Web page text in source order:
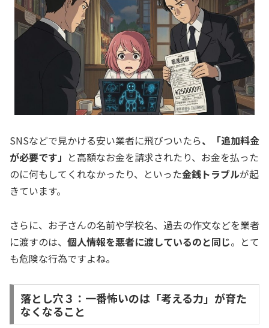
SNSなどで見かける安い業者に飛びついたら、「追加料金
が必要です」 と高額なお金を請求されたり、お金を払った
のに何もしてくれなかったり、といった金銭トラブルが起
きています。
さらに、お子さんの名前や学校名、過去の作文などを業者
に渡すのは、 個人情報を悪者に渡しているのと同じ。とて
も危険な行為ですよね。
落とし穴３：一番怖いのは「考える力」が育た
なくなること